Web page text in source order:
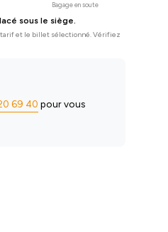
Bagage en soute
sous le siège.
tarif et le billet sélectionné. Vérifiez
69 40 pour vous